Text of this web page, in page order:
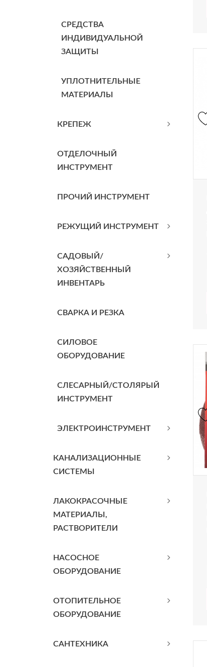
СРЕДСТВА
ИНДИВИДУАЛЬНОЙ
ЗАЩИТЫ
УПЛОТНИТЕЛЬНЫЕ
МАТЕРИАЛЫ
КРЕПЕЖ
ОТДЕЛОЧНЫЙ
ИНСТРУМЕНТ
ПРОЧИЙ ИНСТРУМЕНТ
РЕЖУЩИЙ ИНСТРУМЕНТ
САДОВЫЙ/
ХОЗЯЙСТВЕННЫЙ
ИНВЕНТАРЬ
СВАРКА И РЕЗКА
СИЛОВОЕ
ОБОРУДОВАНИЕ
СЛЕСАРНЫЙ/СТОЛЯРЫЙ
ИНСТРУМЕНТ
ЭЛЕКТРОИНСТРУМЕНТ
КАНАЛИЗАЦИОННЫЕ
СИСТЕМЫ
ЛАКОКРАСОЧНЫЕ
МАТЕРИАЛЫ,
РАСТВОРИТЕЛИ
НАСОСНОЕ
ОБОРУДОВАНИЕ
ОТОПИТЕЛЬНОЕ
ОБОРУДОВАНИЕ
САНТЕХНИКА